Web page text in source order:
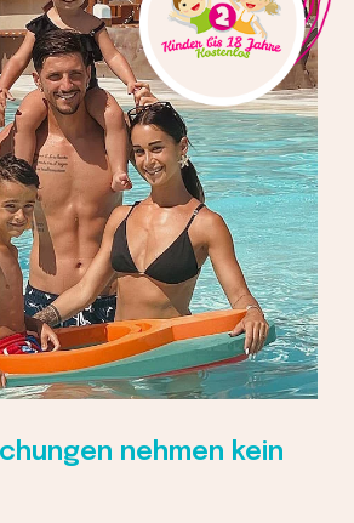
nehmen kein